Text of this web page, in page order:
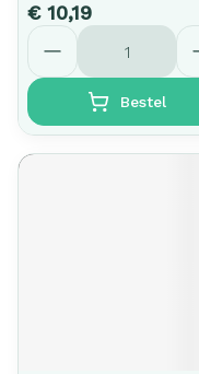
€ 10,19
Aantal
Bestel